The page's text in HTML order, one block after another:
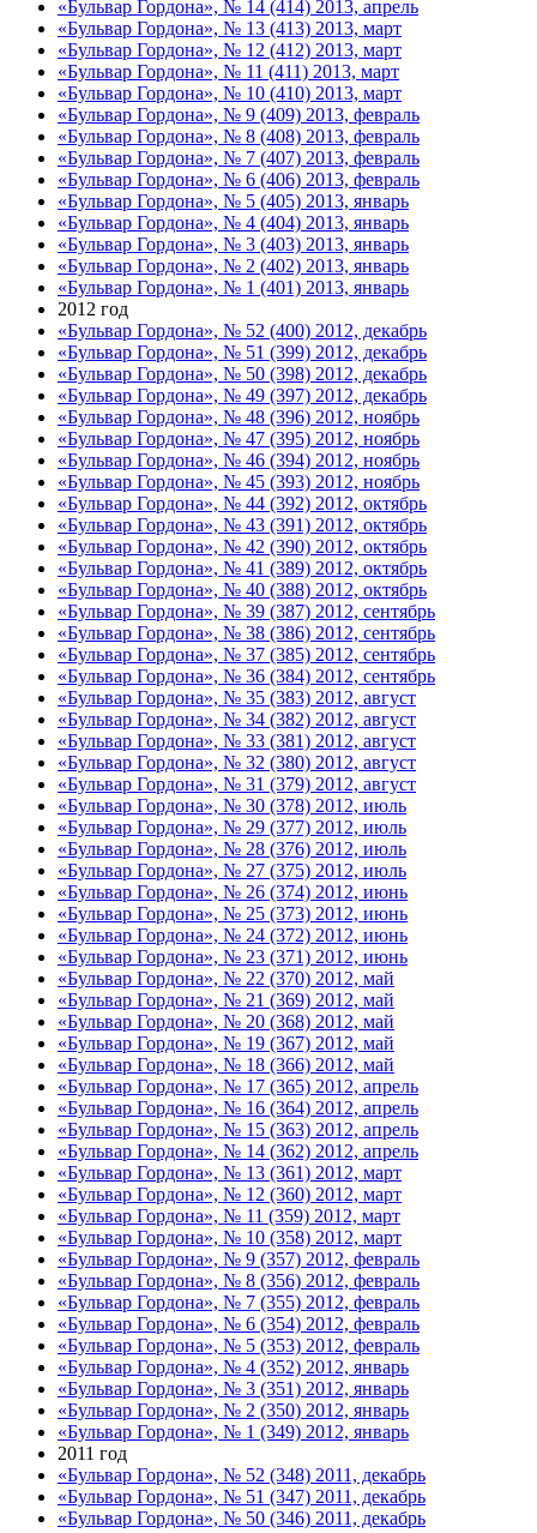
«Бульвар Гордона», № 14 (414) 2013, апрель
«Бульвар Гордона», № 13 (413) 2013, март
«Бульвар Гордона», № 12 (412) 2013, март
«Бульвар Гордона», № 11 (411) 2013, март
«Бульвар Гордона», № 10 (410) 2013, март
«Бульвар Гордона», № 9 (409) 2013, февраль
«Бульвар Гордона», № 8 (408) 2013, февраль
«Бульвар Гордона», № 7 (407) 2013, февраль
«Бульвар Гордона», № 6 (406) 2013, февраль
«Бульвар Гордона», № 5 (405) 2013, январь
«Бульвар Гордона», № 4 (404) 2013, январь
«Бульвар Гордона», № 3 (403) 2013, январь
«Бульвар Гордона», № 2 (402) 2013, январь
«Бульвар Гордона», № 1 (401) 2013, январь
2012 год
«Бульвар Гордона», № 52 (400) 2012, декабрь
«Бульвар Гордона», № 51 (399) 2012, декабрь
«Бульвар Гордона», № 50 (398) 2012, декабрь
«Бульвар Гордона», № 49 (397) 2012, декабрь
«Бульвар Гордона», № 48 (396) 2012, ноябрь
«Бульвар Гордона», № 47 (395) 2012, ноябрь
«Бульвар Гордона», № 46 (394) 2012, ноябрь
«Бульвар Гордона», № 45 (393) 2012, ноябрь
«Бульвар Гордона», № 44 (392) 2012, октябрь
«Бульвар Гордона», № 43 (391) 2012, октябрь
«Бульвар Гордона», № 42 (390) 2012, октябрь
«Бульвар Гордона», № 41 (389) 2012, октябрь
«Бульвар Гордона», № 40 (388) 2012, октябрь
«Бульвар Гордона», № 39 (387) 2012, сентябрь
«Бульвар Гордона», № 38 (386) 2012, сентябрь
«Бульвар Гордона», № 37 (385) 2012, сентябрь
«Бульвар Гордона», № 36 (384) 2012, сентябрь
«Бульвар Гордона», № 35 (383) 2012, август
«Бульвар Гордона», № 34 (382) 2012, август
«Бульвар Гордона», № 33 (381) 2012, август
«Бульвар Гордона», № 32 (380) 2012, август
«Бульвар Гордона», № 31 (379) 2012, август
«Бульвар Гордона», № 30 (378) 2012, июль
«Бульвар Гордона», № 29 (377) 2012, июль
«Бульвар Гордона», № 28 (376) 2012, июль
«Бульвар Гордона», № 27 (375) 2012, июль
«Бульвар Гордона», № 26 (374) 2012, июнь
«Бульвар Гордона», № 25 (373) 2012, июнь
«Бульвар Гордона», № 24 (372) 2012, июнь
«Бульвар Гордона», № 23 (371) 2012, июнь
«Бульвар Гордона», № 22 (370) 2012, май
«Бульвар Гордона», № 21 (369) 2012, май
«Бульвар Гордона», № 20 (368) 2012, май
«Бульвар Гордона», № 19 (367) 2012, май
«Бульвар Гордона», № 18 (366) 2012, май
«Бульвар Гордона», № 17 (365) 2012, апрель
«Бульвар Гордона», № 16 (364) 2012, апрель
«Бульвар Гордона», № 15 (363) 2012, апрель
«Бульвар Гордона», № 14 (362) 2012, апрель
«Бульвар Гордона», № 13 (361) 2012, март
«Бульвар Гордона», № 12 (360) 2012, март
«Бульвар Гордона», № 11 (359) 2012, март
«Бульвар Гордона», № 10 (358) 2012, март
«Бульвар Гордона», № 9 (357) 2012, февраль
«Бульвар Гордона», № 8 (356) 2012, февраль
«Бульвар Гордона», № 7 (355) 2012, февраль
«Бульвар Гордона», № 6 (354) 2012, февраль
«Бульвар Гордона», № 5 (353) 2012, февраль
«Бульвар Гордона», № 4 (352) 2012, январь
«Бульвар Гордона», № 3 (351) 2012, январь
«Бульвар Гордона», № 2 (350) 2012, январь
«Бульвар Гордона», № 1 (349) 2012, январь
2011 год
«Бульвар Гордона», № 52 (348) 2011, декабрь
«Бульвар Гордона», № 51 (347) 2011, декабрь
«Бульвар Гордона», № 50 (346) 2011, декабрь